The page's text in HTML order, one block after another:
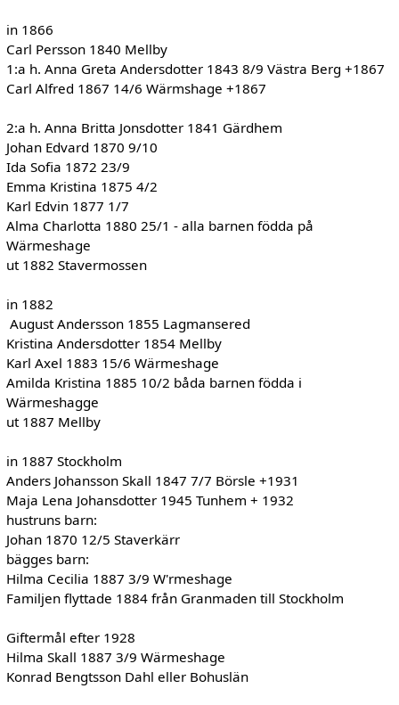
in 1866
Carl Persson 1840 Mellby
1:a h. Anna Greta Andersdotter 1843 8/9 Västra Berg +1867
Carl Alfred 1867 14/6 Wärmshage +1867
2:a h. Anna Britta Jonsdotter 1841 Gärdhem
Johan Edvard 1870 9/10
Ida Sofia 1872 23/9
Emma Kristina 1875 4/2
Karl Edvin 1877 1/7
Alma Charlotta 1880 25/1 - alla barnen födda på
Wärmeshage
ut 1882 Stavermossen
in 1882
August Andersson 1855 Lagmansered
Kristina Andersdotter 1854 Mellby
Karl Axel 1883 15/6 Wärmeshage
Amilda Kristina 1885 10/2 båda barnen födda i
Wärmeshagge
ut 1887 Mellby
in 1887 Stockholm
Anders Johansson Skall 1847 7/7 Börsle +1931
Maja Lena Johansdotter 1945 Tunhem + 1932
hustruns barn:
Johan 1870 12/5 Staverkärr
bägges barn:
Hilma Cecilia 1887 3/9 W'rmeshage
Familjen flyttade 1884 från Granmaden till Stockholm
Giftermål efter 1928
Hilma Skall 1887 3/9 Wärmeshage
Konrad Bengtsson Dahl eller Bohuslän